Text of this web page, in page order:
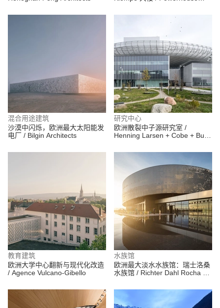
混合用途建筑
沙漠中闪烁，欧洲最大太阳能发
电厂 / Bilgin Architects
研究中心
欧洲散裂中子源研究室 /
Henning Larsen + Cobe + Buro
教育建筑
欧洲大学中心翻新与现代化改造
/ Agence Vulcano-Gibello
水族馆
欧洲最大淡水水族馆：瑞士洛桑
水族馆 / Richter Dahl Rocha &